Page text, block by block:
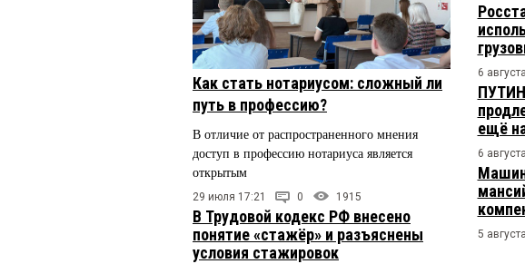
Как стать нотариусом: сложный ли
путь в профессию?
В отличие от распространенного мнения
доступ в профессию нотариуса является
открытым
29 июля 17:21 0 1915
В Трудовой кодекс РФ внесено
понятие «стажёр» и разъяснены
условия стажировок
6
ПУТИН
ещё
6
5